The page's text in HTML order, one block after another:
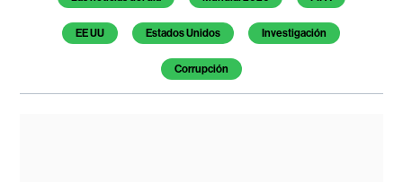
EE UU Estados Unidos Investigación
Corrupción